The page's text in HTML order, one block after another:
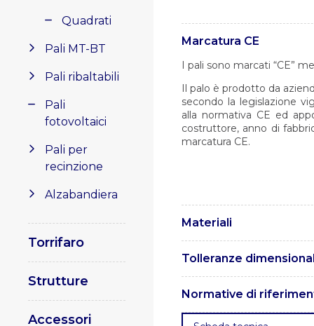
Quadrati
Pali MT-BT
Pali ribaltabili
Pali
fotovoltaici
Pali per
recinzione
Alzabandiera
Torrifaro
Strutture
Accessori
Marcatura CE
I pali sono marcati “CE”
Il palo è prodotto da
secondo la legislazione
alla normativa CE ed
costruttore, anno di
marcatura CE.
Materiali
Tolleranze
Normative di
. UNI EN 1461 –